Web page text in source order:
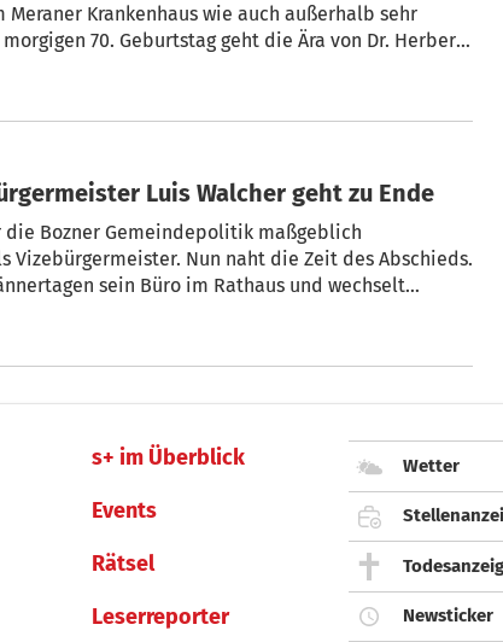
wie auch außerhalb sehr
geht die Ära von Dr. Herbert
Luis Walcher geht zu Ende
die Bozner Gemeindepolitik maßgeblich
Vizebürgermeister. Nun naht die Zeit des Abschieds.
sein Büro im Rathaus und wechselt
Menschen immer besonders wichtig“, sagt
s+ im Überblick
Events
Rätsel
Leserreporter
Wetter
Newsticker